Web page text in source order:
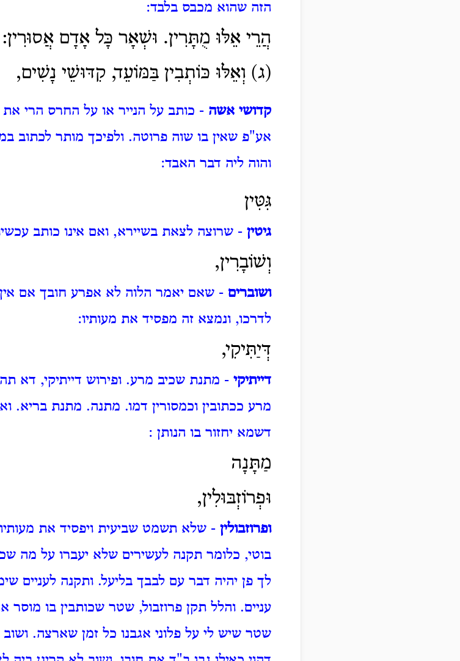
הזה שהוא מכבס בלבד:
הֲרֵי אֵלּוּ מֻתָּרִין. וּשְׁאָר כָּל אָדָם אֲסוּרִין:
(ג) וְאֵלּוּ כּוֹתְבִין בַּמּוֹעֵד, קִדּוּשֵׁי נָשִׁים,
קדושי אשה - כותב על הנייר או על החרס הרי
אע"פ שאין בו שוה פרוטה. ולפיכך מותר לכתוב
והוה ליה דבר האבד:
גִּטִּין
גיטין - שרוצה לצאת בשיירא, ואם אינו כותב
וְשׁוֹבָרִין,
ושוברים - שאם יאמר הלוה לא אפרע חובך אם אין
לדרכו, ונמצא זה מפסיד את מעותיו:
דְּיַתִּיקִי,
דייתיקי - מתנת שכיב מרע. ופירוש דייתיקי, דא
מרע ככתובין וכמסורין דמו. מתנה. מתנת בריא.
דשמא יחזור בו הנותן :
מַתָּנָה
וּפְרוֹזְבּוּלִין,
ופרוזבולין - שלא תשמט שביעית ויפסיד את מעותיו
בוטי, כלומר תקנה לעשירים שלא יעברו על מה
לך פן יהיה דבר עם לבבך בליעל. ותקנה לעניים
עניים. והלל תקן פרוזבול, שטר שכותבין בו מוסר
שטר שיש לי על פלוני אגבנו כל זמן שארצה.